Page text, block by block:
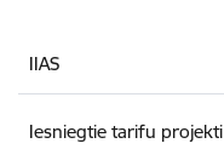
IIAS
Iesniegtie tarifu projekti